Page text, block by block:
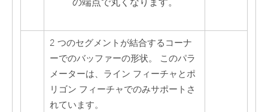
2 つのセグメントが結合するコーナ
ーでのバッファーの形状。 このパラ
メーターは、ライン フィーチャとポ
リゴン フィーチャでのみサポートさ
れています。